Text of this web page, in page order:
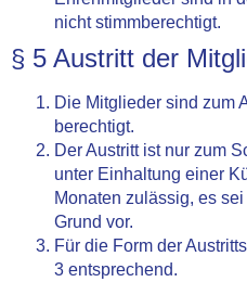
nicht stimmberechtigt.
§ 5 Austritt der
Die Mitglieder sind zum
berechtigt.
Der Austritt ist nur zum
unter Einhaltung einer
Monaten zulässig, es
Grund vor.
Für die Form der
3 entsprechend.